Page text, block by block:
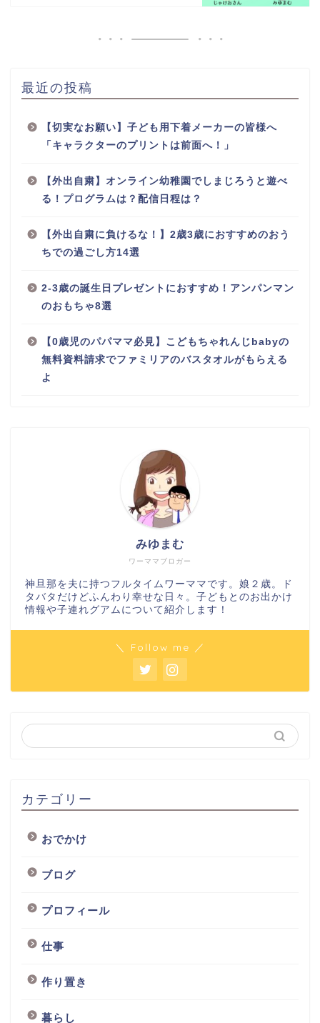
最近の投稿
【切実なお願い】子ども用下着メーカーの皆様へ
「キャラクターのプリントは前面へ！」
【外出自粛】オンライン幼稚園でしまじろうと遊べ
る！プログラムは？配信日程は？
【外出自粛に負けるな！】2歳3歳におすすめのおう
ちでの過ごし方14選
2-3歳の誕生日プレゼントにおすすめ！アンパンマン
のおもちゃ8選
【0歳児のパパママ必見】こどもちゃれんじbabyの
無料資料請求でファミリアのバスタオルがもらえる
よ
ワーママブロガー
みゆまむ
神旦那を夫に持つフルタイムワーママです。娘２歳。ド
タバタだけどふんわり幸せな日々。子どもとのお出かけ
情報や子連れグアムについて紹介します！
＼ Follow me ／
カテゴリー
おでかけ
ブログ
プロフィール
仕事
作り置き
暮らし